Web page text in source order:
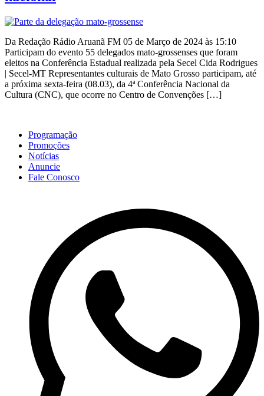
Da Redação Rádio Aruanã FM 05 de Março de 2024 às 15:10
Participam do evento 55 delegados mato-grossenses que foram
eleitos na Conferência Estadual realizada pela Secel Cida Rodrigues
| Secel-MT Representantes culturais de Mato Grosso participam, até
a próxima sexta-feira (08.03), da 4ª Conferência Nacional da
Cultura (CNC), que ocorre no Centro de Convenções […]
Programação
Promoções
Notícias
Anuncie
Fale Conosco